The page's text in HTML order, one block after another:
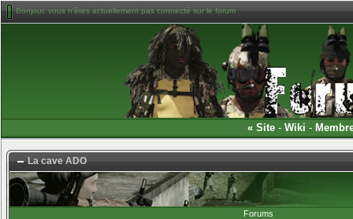
Bonjour, vous n'êtes actuellement pas connecté sur le forum
« Site - Wiki -
La cave ADO
Forums